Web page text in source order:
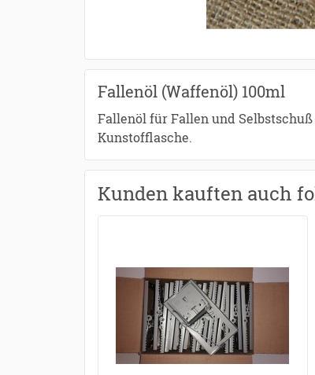
Fallenöl (Waffenöl) 100ml
Fallenöl für Fallen und
Kunstofflasche.
Kunden kauften auch